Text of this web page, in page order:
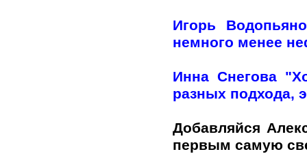
Игорь
немного менее
Инна Снегова
разных подхода,
Добавляйся
первым самую